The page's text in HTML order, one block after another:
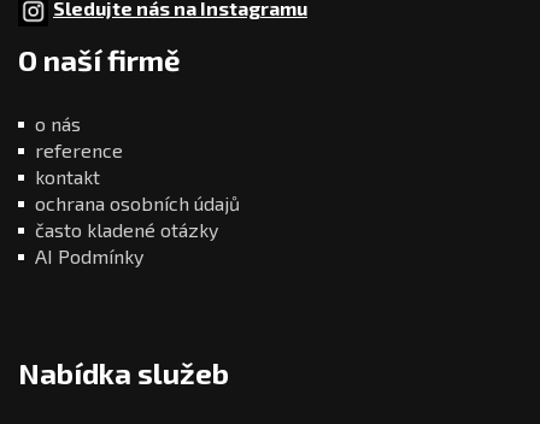
Sledujte nás na Instagramu
O naší firmě
o nás
reference
kontakt
ochrana osobních údajů
často kladené otázky
AI Podmínky
Nabídka služeb